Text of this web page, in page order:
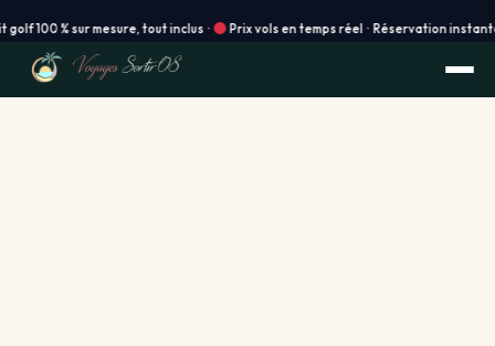
sur mesure, tout inclus · Prix vols en temps réel · Réservation instantanée en